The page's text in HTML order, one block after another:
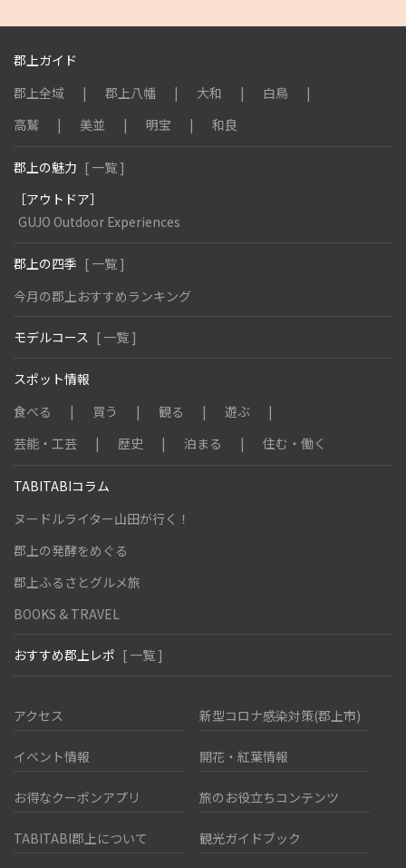
郡上ガイド
郡上全域
郡上八幡 大和
白鳥
高鷲
美並 明宝 和良
郡上の魅力 [ 一覧 ]
［アウトドア］
GUJO Outdoor Experiences
郡上の四季 [ 一覧 ]
今月の郡上おすすめランキング
モデルコース [ 一覧 ]
スポット情報
食べる
買う 観る
遊ぶ
芸能・工芸
歴史 泊まる 住む・働く
TABITABIコラム
ヌードルライター山田が行く！
郡上の発酵をめぐる
郡上ふるさとグルメ旅
BOOKS & TRAVEL
おすすめ郡上レポ [ 一覧 ]
アクセス 新型コロナ感染対策(郡上市)
イベント情報 開花・紅葉情報
お得なクーポンアプリ 旅のお役立ちコンテンツ
TABITABI郡上について 観光ガイドブック